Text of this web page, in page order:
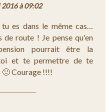
à 09:02
es dans le même cas…
de route ! Je pense qu'en
pourrait être la
et te permettre de te
Courage !!!!